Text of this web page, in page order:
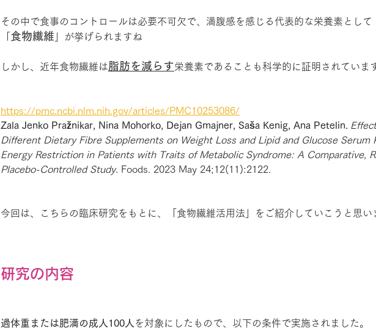
その中で食事のコントロールは必要不可欠で、満腹感を感じる代表的な栄養素として
食物繊維 」が挙げられますね
しかし、近年食物繊維は脂肪を減らす栄養素であることも科学的に証明されていま
https://pmc.ncbi.nlm.nih.gov/articles/PMC10253086/
Zala Jenko Pražnikar, Nina Mohorko, Dejan Gmajner, Saša Kenig, Ana Petelin.
Different Dietary Fibre Supplements on Weight Loss and Lipid and Glucose
Energy Restriction in Patients with Traits of Metabolic Syndrome: A Comparative,
Placebo-Controlled Study. Foods. 2023 May 24;12(11):2122.
今回は、こちらの臨床研究をもとに、「食物繊維活用法」をご紹介していこうと思い
研究の内容
過体重または肥満の成人100人 を対象にしたもので、以下の条件で実施されました。